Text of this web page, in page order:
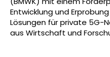
Entwicklung und
Lösungen für private 5G-
aus Wirtschaft und